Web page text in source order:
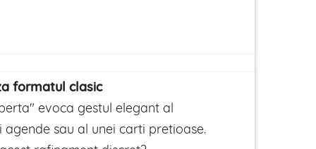
formatul clasic
evoca gestul elegant al
agende sau al unei carti pretioase.